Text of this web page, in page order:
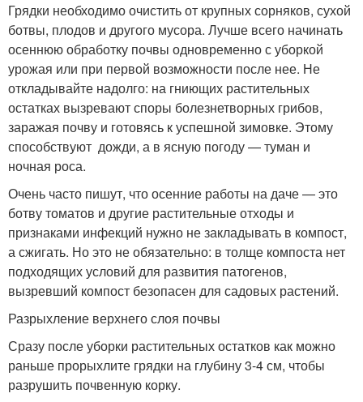
Грядки необходимо очистить от крупных сорняков, сухой
ботвы, плодов и другого мусора. Лучше всего начинать
осеннюю обработку почвы одновременно с уборкой
урожая или при первой возможности после нее. Не
откладывайте надолго: на гниющих растительных
остатках вызревают споры болезнетворных грибов,
заражая почву и готовясь к успешной зимовке. Этому
способствуют дожди, а в ясную погоду — туман и
ночная роса.
Очень часто пишут, что осенние работы на даче — это
ботву томатов и другие растительные отходы и
признаками инфекций нужно не закладывать в компост,
а сжигать. Но это не обязательно: в толще компоста нет
подходящих условий для развития патогенов,
вызревший компост безопасен для садовых растений.
Разрыхление верхнего слоя почвы
Сразу после уборки растительных остатков как можно
раньше прорыхлите грядки на глубину 3-4 см, чтобы
разрушить почвенную корку.